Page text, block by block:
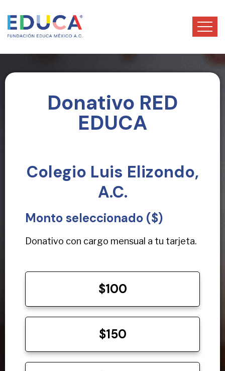
Donativo RED
EDUCA
Colegio Luis Elizondo,
A.C.
Monto seleccionado ($)
Donativo con cargo mensual a tu tarjeta.
$100
$150